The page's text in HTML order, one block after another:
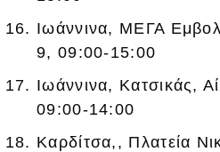
Ιωάννινα, ΜΕΓΑ
9, 09:00-15:00
Ιωάννινα, Κατσικάς,
09:00-14:00
Καρδίτσα,, Πλατεία